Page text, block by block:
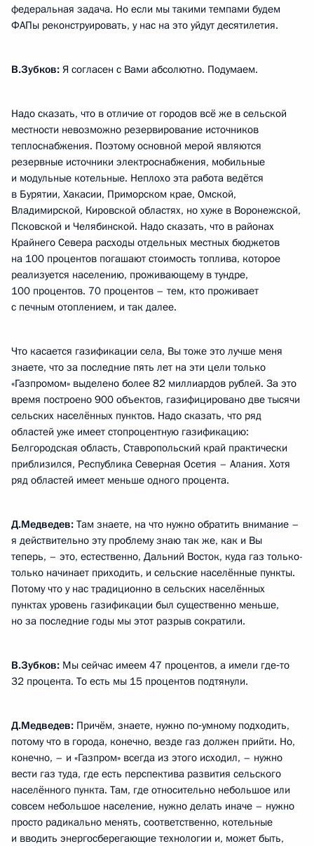
федеральная задача. Но если мы такими темпами будем
ФАПы реконструировать, у нас на это уйдут десятилетия.
В.Зубков: Я согласен с Вами абсолютно. Подумаем.
Надо сказать, что в отличие от городов всё же в сельской
местности невозможно резервирование источников
теплоснабжения. Поэтому основной мерой являются
резервные источники электроснабжения, мобильные
и модульные котельные. Неплохо эта работа ведётся
в Бурятии, Хакасии, Приморском крае, Омской,
Владимирской, Кировской областях, но хуже в Воронежской,
Псковской и Челябинской. Надо сказать, что в районах
Крайнего Севера расходы отдельных местных бюджетов
на 100 процентов погашают стоимость топлива, которое
реализуется населению, проживающему в тундре,
100 процентов. 70 процентов – тем, кто проживает
с печным отоплением, и так далее.
Что касается газификации села, Вы тоже это лучше меня
знаете, что за последние пять лет на эти цели только
«Газпромом» выделено более 82 миллиардов рублей. За это
время построено 900 объектов, газифицировано две тысячи
сельских населённых пунктов. Надо сказать, что ряд
областей уже имеет стопроцентную газификацию:
Белгородская область, Ставропольский край практически
приблизился, Республика Северная Осетия – Алания. Хотя
ряд областей имеет меньше одного процента.
Д.Медведев: Там знаете, на что нужно обратить внимание –
я действительно эту проблему знаю так же, как и Вы
теперь, – это, естественно, Дальний Восток, куда газ только-
только начинает приходить, и сельские населённые пункты.
Потому что у нас традиционно в сельских населённых
пунктах уровень газификации был существенно меньше,
но за последние годы мы этот разрыв сократили.
В.Зубков: Мы сейчас имеем 47 процентов, а имели где‑то
32 процента. То есть мы 15 процентов подтянули.
Д.Медведев: Причём, знаете, нужно по‑умному подходить,
потому что в города, конечно, везде газ должен прийти. Но,
конечно, – и «Газпром» всегда из этого исходил, – нужно
вести газ туда, где есть перспектива развития сельского
населённого пункта. Там, где относительно небольшое или
совсем небольшое население, нужно делать иначе – нужно
просто радикально менять, соответственно, котельные
и вводить энергосберегающие технологии и, может быть,